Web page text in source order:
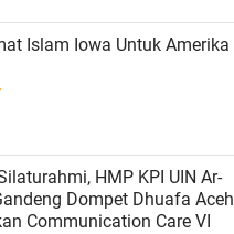
Islam Iowa Untuk Amerika
HMP KPI UIN Ar-
Dompet Dhuafa Aceh
Communication Care VI